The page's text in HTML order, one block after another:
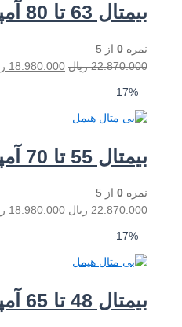
63 تا 80 آمپر هیمل
از 5
ریال 18.980.000 ریال
55 تا 70 آمپر هیمل
از 5
ریال 18.980.000 ریال
48 تا 65 آمپر هیمل